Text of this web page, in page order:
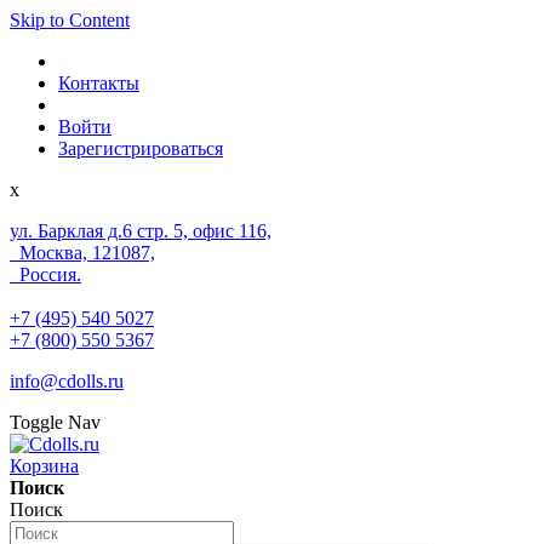
Skip to Content
Контакты
Войти
Зарегистрироваться
x
ул. Барклая д.6 стр. 5, офис 116,
Москва, 121087,
Россия.
+7 (495) 540 5027
+7 (800) 550 5367
info@cdolls.ru
Toggle Nav
Корзина
Поиск
Поиск